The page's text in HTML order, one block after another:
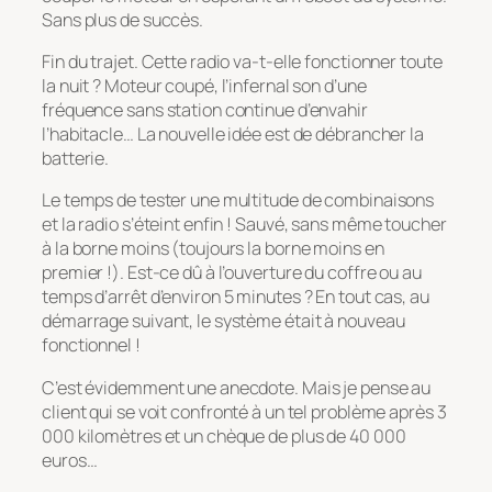
Sans plus de succès.
Fin du trajet. Cette radio va-t-elle fonctionner toute
la nuit ? Moteur coupé, l’infernal son d’une
fréquence sans station continue d’envahir
l’habitacle… La nouvelle idée est de débrancher la
batterie.
Le temps de tester une multitude de combinaisons
et la radio s’éteint enfin ! Sauvé, sans même toucher
à la borne moins (toujours la borne moins en
premier !). Est-ce dû à l’ouverture du coffre ou au
temps d’arrêt d’environ 5 minutes ? En tout cas, au
démarrage suivant, le système était à nouveau
fonctionnel !
C’est évidemment une anecdote. Mais je pense au
client qui se voit confronté à un tel problème après 3
000 kilomètres et un chèque de plus de 40 000
euros…